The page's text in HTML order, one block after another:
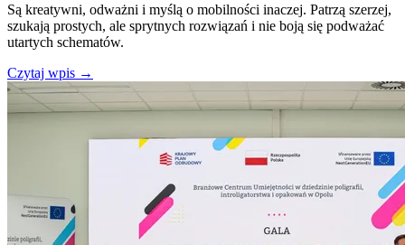
Są kreatywni, odważni i myślą o mobilności inaczej. Patrzą szerzej,
szukają prostych, ale sprytnych rozwiązań i nie boją się podważać
utartych schematów.
Czytaj wpis →